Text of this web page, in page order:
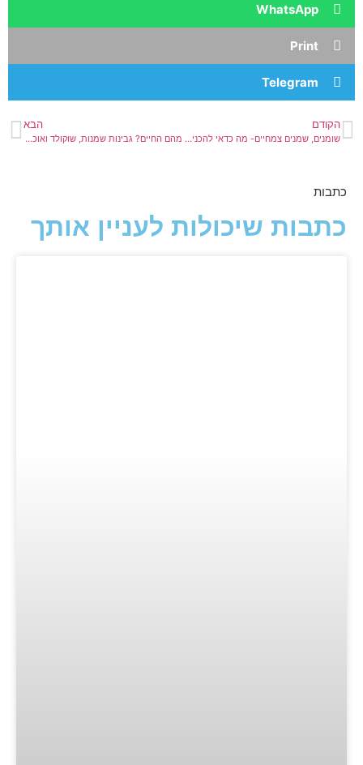
WhatsApp
Print
Telegram
הקודם
שומנים, שמנים צמחיים- מה כדאי להכניס למטבח?
הבא
מהם החיים? גבינות שמנות, שוקולד ואוכל טעים או דיאטה???
כתבות
כתבות שיכולות לעניין אותך